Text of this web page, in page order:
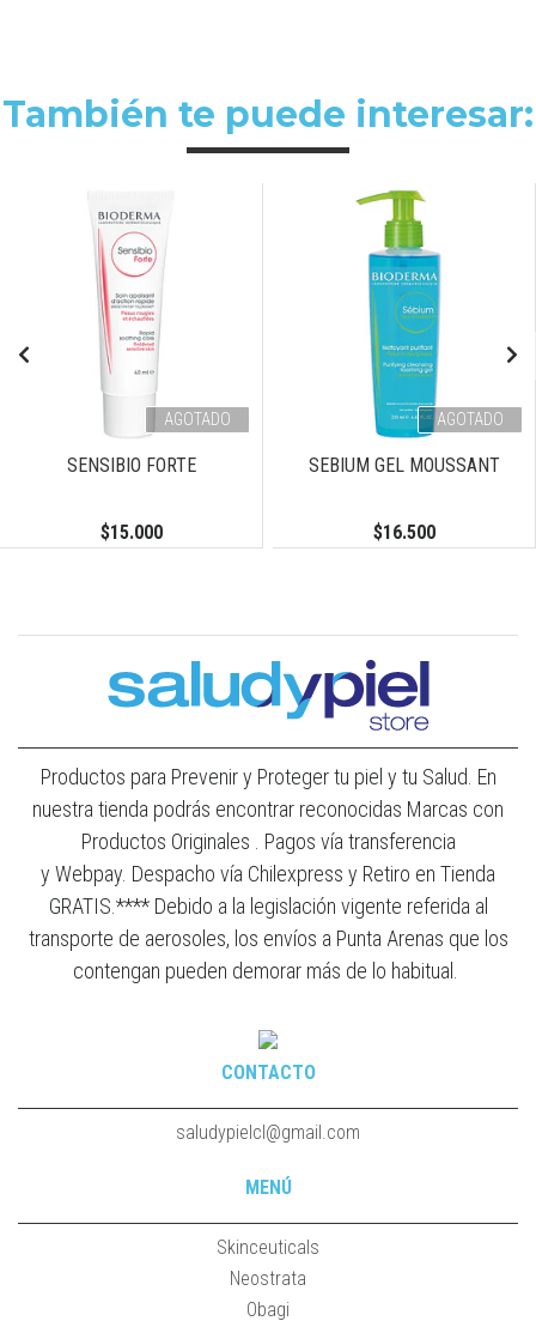
También te puede interesar:
AGOTADO
SENSIBIO FORTE
$15.000
AGOTADO
SEBIUM GEL MOUSSANT
$16.500
Productos para Prevenir y Proteger tu piel y tu Salud. En
nuestra tienda podrás encontrar reconocidas Marcas con
Productos Originales . Pagos vía transferencia
y Webpay. Despacho vía Chilexpress y Retiro en Tienda
GRATIS.**** Debido a la legislación vigente referida al
transporte de aerosoles, los envíos a Punta Arenas que los
contengan pueden demorar más de lo habitual.
CONTACTO
saludypielcl@gmail.com
MENÚ
Skinceuticals
Neostrata
Obagi